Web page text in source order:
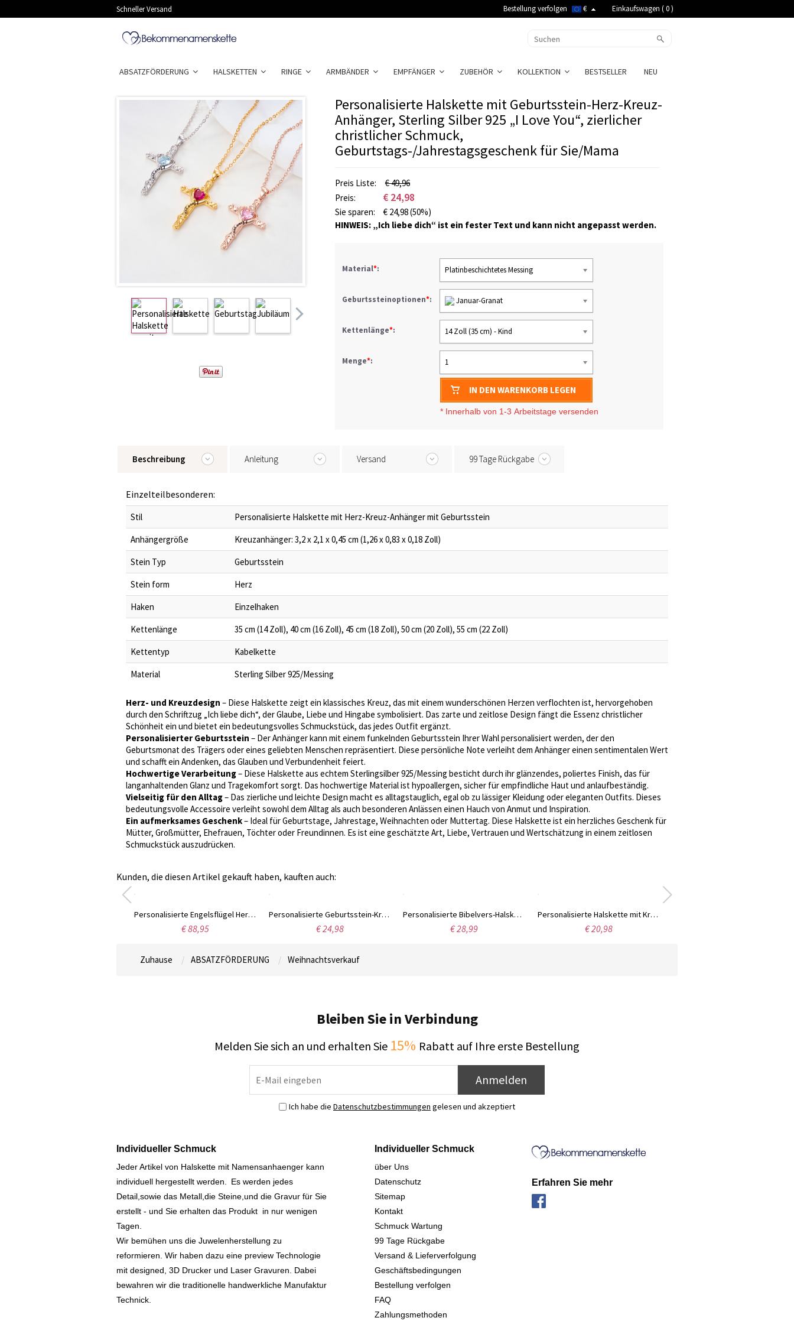
Schneller Versand Bestellung verfolgen € Einkaufswagen (0)
ABSATZFÖRDERUNG HALSKETTEN RINGE ARMBÄNDER EMPFÄNGER ZUBEHÖR KOLLEKTION BESTSELLER NEU
Personalisierte Halskette mit Geburtsstein-Herz-Kreuz-
Anhänger, Sterling Silber 925 „I Love You“, zierlicher
christlicher Schmuck,
Geburtstags-/Jahrestagsgeschenk für Sie/Mama
Preis Liste:
€ 49,96
Preis:
€ 24,98
Sie sparen: € 24,98(50%)
HINWEIS: „Ich liebe dich“ ist ein fester Text und kann nicht angepasst werden.
Material*: Platinbeschichtetes Messing
Geburtssteinoptionen*: Januar-Granat
Kettenlänge*: 14 Zoll (35 cm) - Kind
Menge*: 1
IN DEN WARENKORB LEGEN
* Innerhalb von 1-3 Arbeitstage versenden
Beschreibung Anleitung Versand 99 Tage Rückgabe
Einzelteilbesonderen:
Stil
Personalisierte Halskette mit Herz-Kreuz-Anhänger mit Geburtsstein
Anhängergröße
Kreuzanhänger: 3,2 x 2,1 x 0,45 cm (1,26 x 0,83 x 0,18 Zoll)
Stein Typ
Geburtsstein
Stein form
Herz
Haken
Einzelhaken
Kettenlänge
35 cm (14 Zoll), 40 cm (16 Zoll), 45 cm (18 Zoll), 50 cm (20 Zoll), 55 cm (22 Zoll)
Kettentyp
Kabelkette
Material
Sterling Silber 925/Messing
Herz- und Kreuzdesign – Diese Halskette zeigt ein klassisches Kreuz, das mit einem wunderschönen Herzen verflochten ist, hervorgehoben
durch den Schriftzug „Ich liebe dich“, der Glaube, Liebe und Hingabe symbolisiert. Das zarte und zeitlose Design fängt die Essenz christlicher
Schönheit ein und bietet ein bedeutungsvolles Schmuckstück, das jedes Outfit ergänzt.
Personalisierter Geburtsstein – Der Anhänger kann mit einem funkelnden Geburtsstein Ihrer Wahl personalisiert werden, der den
Geburtsmonat des Trägers oder eines geliebten Menschen repräsentiert. Diese persönliche Note verleiht dem Anhänger einen sentimentalen Wert
und schafft ein Andenken, das Glauben und Verbundenheit feiert.
Hochwertige Verarbeitung– Diese Halskette aus echtem Sterlingsilber 925/Messing besticht durch ihr glänzendes, poliertes Finish, das für
langanhaltenden Glanz und Tragekomfort sorgt. Das hochwertige Material ist hypoallergen, sicher für empfindliche Haut und anlaufbeständig.
Vielseitig für den Alltag– Das zierliche und leichte Design macht es alltagstauglich, egal ob zu lässiger Kleidung oder eleganten Outfits. Dieses
bedeutungsvolle Accessoire verleiht sowohl dem Alltag als auch besonderen Anlässen einen Hauch von Anmut und Inspiration.
Ein aufmerksames Geschenk– Ideal für Geburtstage, Jahrestage, Weihnachten oder Muttertag. Diese Halskette ist ein herzliches Geschenk für
Mütter, Großmütter, Ehefrauen, Töchter oder Freundinnen. Es ist eine geschätzte Art, Liebe, Vertrauen und Wertschätzung in einem zeitlosen
Schmuckstück auszudrücken.
Kunden, die diesen Artikel gekauft haben, kauften auch:
Personalisierte Engelsflügel Herz Halskette in Gold
€ 88,95
Personalisierte Geburtsstein-Kreuz-Halskette, zierliche Kruzifix-Halskette aus Sterlingsilber, Geschenk zur Taufe/Erstkommunion, Geschenk für Familie/Freunde/Frauen
€ 24,98
Personalisierte Bibelvers-Halskette mit Geburtsstein-Kreuz-Anhänger, religiöse Schrift-Halskette, Psalm-Schmuck aus Messing, Weihnachtsgeschenk für Sie/Mama/Christin
€ 28,99
Personalisierte Halskette mit Kreuz und Jungfrau Maria-Medaille und Geburtsstein, zierlicher religiöser Schmuck, Geburtstags-/Konfirmationsgeschenk für Sie/Mama/Familie/Freunde
€ 20,98
Zuhause ABSATZFÖRDERUNG Weihnachtsverkauf
Bleiben Sie in Verbindung
Melden Sie sich an und erhalten Sie 15% Rabatt auf Ihre erste Bestellung
Anmelden
Ich habe die Datenschutzbestimmungen gelesen und akzeptiert
Individueller Schmuck
Jeder Artikel von Halskette mit Namensanhaenger kann
individuell hergestellt werden.
Es werden jedes
Detail,sowie das Metall,die Steine,und die Gravur für Sie
erstellt - und Sie erhalten das Produkt in nur wenigen
Tagen.
Wir bemühen uns die Juwelenherstellung zu
reformieren. Wir haben dazu eine preview Technologie
mit designed, 3D Drucker und Laser Gravuren. Dabei
bewahren wir die traditionelle handwerkliche Manufaktur
Technick.
Individueller Schmuck
über Uns
Datenschutz
Sitemap
Kontakt
Schmuck Wartung
99 Tage Rückgabe
Versand & Lieferverfolgung
Geschäftsbedingungen
Bestellung verfolgen
FAQ
Zahlungsmethoden
Erfahren Sie mehr